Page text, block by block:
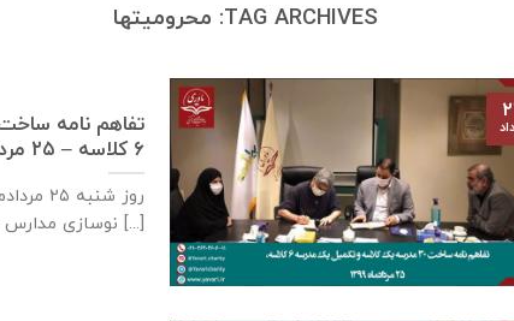
TAG ARCHIVES: محرومیتها
٦ كلاسه – ۲۵ مردادماه ۱۳۹۹
نوسازی مدارس استان خوزستان، جعفری [...]